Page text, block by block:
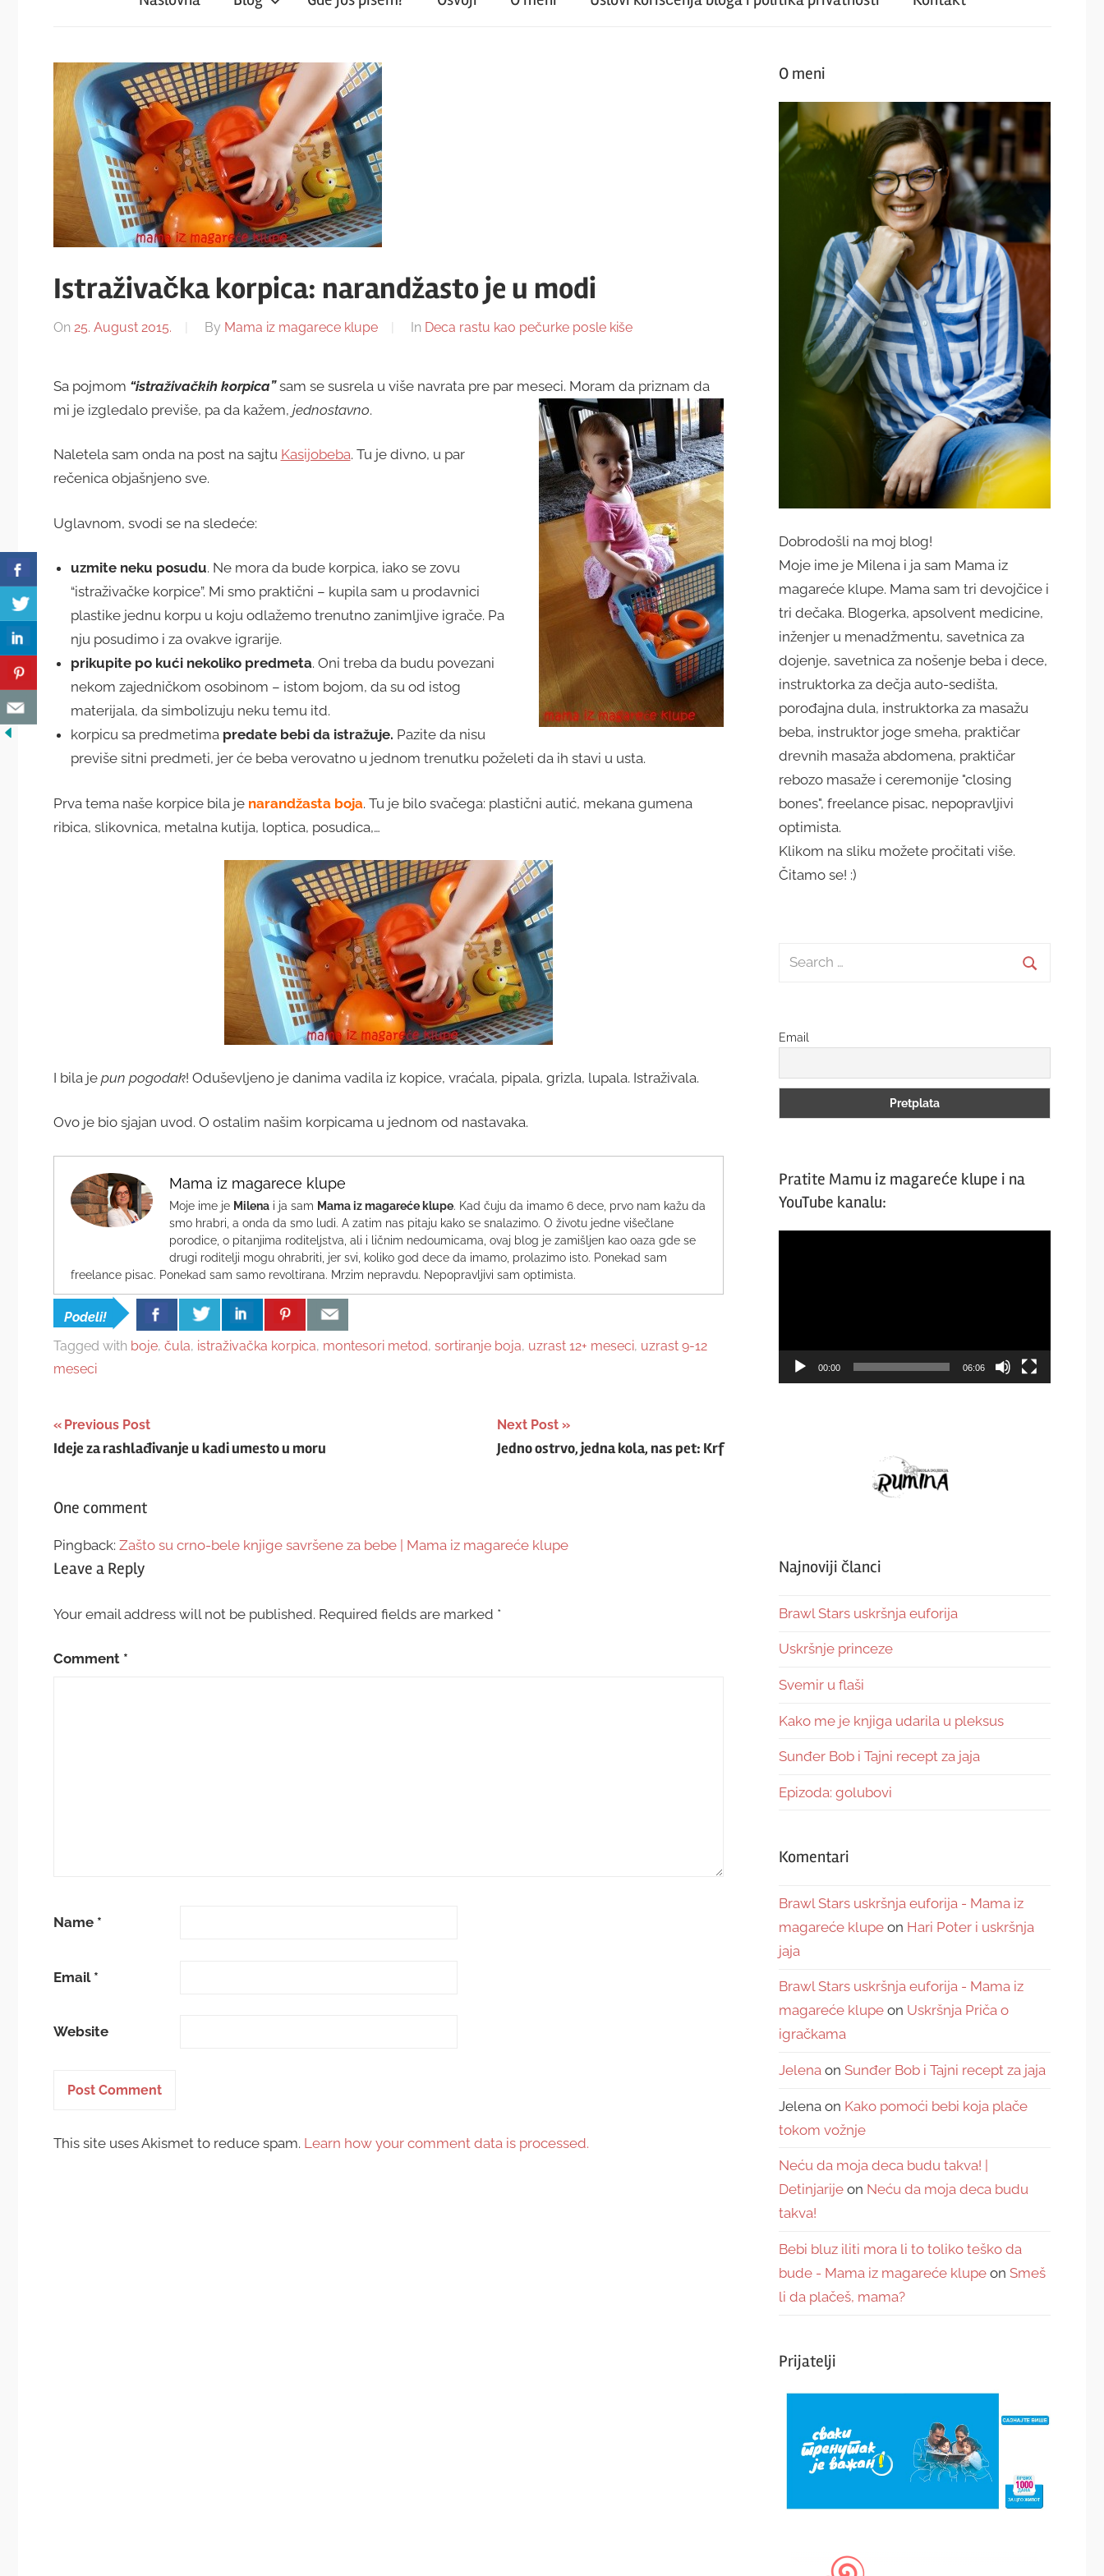
magareće
klupe
Istraživačka korpica: narandžasto je u modi
On 25. August 2015. By Mama iz magarece klupe In Deca rastu kao pečurke posle kiše
Sa pojmom “istraživačkih korpica”sam se susrela u više navrata pre par meseci. Moram da priznam da
mi je izgledalo previše, pa da kažem, jednostavno.
Naletela sam onda na post na sajtu Kasijobeba. Tu je divno, u par
rečenica objašnjeno sve.
Uglavnom, svodi se na sledeće:
uzmite neku posudu. Ne mora da bude korpica, iako se zovu
“istraživačke korpice”. Mi smo praktični – kupila sam u prodavnici
plastike jednu korpu u koju odlažemo trenutno zanimljive igrače. Pa
nju posudimo i za ovakve igrarije.
prikupite po kući nekoliko predmeta. Oni treba da budu povezani
nekom zajedničkom osobinom – istom bojom, da su od istog
materijala, da simbolizuju neku temu itd.
korpicu sa predmetima predate bebi da istražuje. Pazite da nisu
previše sitni predmeti, jer će beba verovatno u jednom trenutku poželeti da ih stavi u usta.
Prva tema naše korpice bila je narandžasta boja. Tu je bilo svačega: plastični autić, mekana gumena
ribica, slikovnica, metalna kutija, loptica, posudica,…
I bila je pun pogodak! Oduševljeno je danima vadila iz kopice, vraćala, pipala, grizla, lupala. Istraživala.
Ovo je bio sjajan uvod. O ostalim našim korpicama u jednom od nastavaka.
Mama iz magarece klupe
Moje ime je Milenai ja sam Mama iz magareće klupe. Kad čuju da imamo 6 dece, prvo nam kažu da
smo hrabri, a onda da smo ludi. A zatim nas pitaju kako se snalazimo. O životu jedne višečlane
porodice, o pitanjima roditeljstva, ali i ličnim nedoumicama, ovaj blog je zamišljen kao oaza gde se
drugi roditelji mogu ohrabriti, jer svi, koliko god dece da imamo, prolazimo isto. Ponekad sam
freelance pisac. Ponekad sam samo revoltirana. Mrzim nepravdu. Nepopravljivi sam optimista.
Podeli!
Tagged with boje, čula, istraživačka korpica, montesori metod, sortiranje boja, uzrast 12+ meseci, uzrast 9-12
meseci
Post
navigation
Previous Post
Ideje za rashlađivanje u kadi umesto u moru
Next Post
Jedno ostrvo, jedna kola, nas pet: Krf
One comment
Pingback: Zašto su crno-bele knjige savršene za bebe | Mama iz magareće klupe
Leave a Reply
Your email address will not be published. Required fields are marked *
Comment *
Name *
Email *
Website
This site uses Akismet to reduce spam. Learn how your comment data is processed.
O meni
Dobrodošli na moj blog!
Moje ime je Milena i ja sam Mama iz
magareće klupe. Mama sam tri devojčice i
tri dečaka. Blogerka, apsolvent medicine,
inženjer u menadžmentu, savetnica za
dojenje, savetnica za nošenje beba i dece,
instruktorka za dečja auto-sedišta,
porođajna dula, instruktorka za masažu
beba, instruktor joge smeha, praktičar
drevnih masaža abdomena, praktičar
rebozo masaže i ceremonije "closing
bones", freelance pisac, nepopravljivi
optimista.
Klikom na sliku možete pročitati više.
Čitamo se! :)
Search
Email
Pratite Mamu iz magareće klupe i na
YouTube kanalu:
00:00 06:06
Najnoviji članci
Brawl Stars uskršnja euforija
Uskršnje princeze
Svemir u flaši
Kako me je knjiga udarila u pleksus
Sunđer Bob i Tajni recept za jaja
Epizoda: golubovi
Komentari
Brawl Stars uskršnja euforija - Mama iz
magareće klupe on Hari Poter i uskršnja
jaja
Brawl Stars uskršnja euforija - Mama iz
magareće klupe on Uskršnja Priča o
igračkama
Jelena on Sunđer Bob i Tajni recept za jaja
Jelena on Kako pomoći bebi koja plače
tokom vožnje
Neću da moja deca budu takva! |
Detinjarije on Neću da moja deca budu
takva!
Bebi bluz iliti mora li to toliko teško da
bude - Mama iz magareće klupe on Smeš
li da plačeš, mama?
Prijatelji